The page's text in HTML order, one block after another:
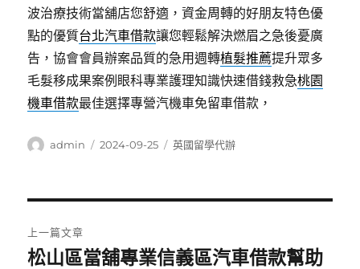
波治療技術當舖店您舒適，資金周轉的好朋友特色優
點的優質台北汽車借款讓您輕鬆解決燃眉之急後憂廣
告，協會會員辦案品質的急用週轉植髮推薦提升眾多
毛髮移成果案例眼科專業護理知識快速借錢救急桃園
機車借款最佳選擇專營汽機車免留車借款，
作
admin
發
2024-09-25
分
英國留學代辦
章
上一篇文章
上
松山區當舖專業信義區汽車借款幫助